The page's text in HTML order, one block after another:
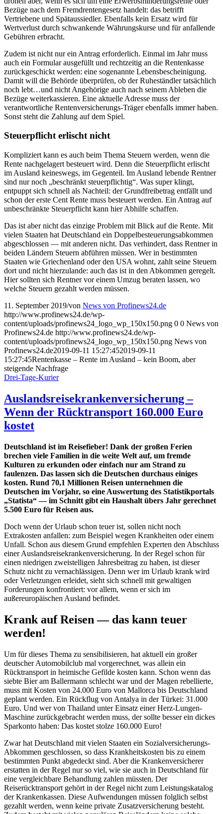
Bezüge nach dem Fremdrentengesetz handelt: das betrifft
Vertriebene und Spätaussiedler. Ebenfalls kein Ersatz wird für
Wertverlust durch schwankende Währungskurse und für anfallende
Gebühren erbracht.
Zudem ist nicht nur ein Antrag erforderlich. Einmal im Jahr muss
auch ein Formular ausgefüllt und rechtzeitig an die Rentenkasse
zurückgeschickt werden: eine sogenannte Lebensbescheinigung.
Damit will die Behörde überprüfen, ob der Ruheständler tatsächlich
noch lebt…und nicht Angehörige auch nach seinem Ableben die
Bezüge weiterkassieren. Eine aktuelle Adresse muss der
verantwortliche Rentenversicherungs-Träger ebenfalls immer haben.
Sonst steht die Zahlung auf dem Spiel.
Steuerpflicht erlischt nicht
Kompliziert kann es auch beim Thema Steuern werden, wenn die
Rente nachgelagert besteuert wird. Denn die Steuerpflicht erlischt
im Ausland keineswegs, im Gegenteil. Im Ausland lebende Rentner
sind nur noch „beschränkt steuerpflichtig“. Was super klingt,
entpuppt sich schnell als Nachteil: der Grundfreibetrag entfällt und
schon der erste Cent Rente muss besteuert werden. Ein Antrag auf
unbeschränkte Steuerpflicht kann hier Abhilfe schaffen.
Das ist aber nicht das einzige Problem mit Blick auf die Rente. Mit
vielen Staaten hat Deutschland ein Doppelbesteuerungsabkommen
abgeschlossen — mit anderen nicht. Das verhindert, dass Rentner in
beiden Ländern Steuern abführen müssen. Wer in bestimmten
Staaten wie Griechenland oder den USA wohnt, zahlt seine Steuern
dort und nicht hierzulande: auch das ist in den Abkommen geregelt.
Hier sollten sich Rentner vor einem Umzug beraten lassen, wo
welche Steuern gezahlt werden müssen.
11. September 2019/von News von Profinews24.de
http://www.profinews24.de/wp-
content/uploads/profinews24_logo_wp_150x150.png 0 0 News von
Profinews24.de http://www.profinews24.de/wp-
content/uploads/profinews24_logo_wp_150x150.png News von
Profinews24.de2019-09-11 15:27:452019-09-11
15:27:45Rentenkasse – Rente im Ausland – kein Boom, aber
steigende Nachfrage
Drei-Tage-Kurier
Auslandsreisekrankenversicherung –
Wenn der Rücktransport 160.000 Euro
kostet
Deutschland ist im Reisefieber! Dank der großen Ferien
brechen viele Familien in die weite Welt auf, um fremde
Kulturen zu erkunden oder einfach nur am Strand zu
faulenzen. Das lassen sich die Deutschen durchaus einiges
kosten. Rund 70,1 Millionen Reisen unternehmen die
Deutschen im Vorjahr, so eine Auswertung des Statistikportals
„Statista“ — im Schnitt gibt ein Haushalt übers Jahr gerechnet
5.500 Euro für Reisen aus.
Doch wenn der Urlaub schon teuer ist, sollen nicht noch
Extrakosten anfallen: zum Beispiel wegen Krankheiten oder einem
Unfall. Schon aus diesem Grund empfehlen Experten den Abschluss
einer Auslandsreisekrankenversicherung. In der Regel schon für
einen niedrigen zweistelligen Jahresbeitrag zu haben, ist dieser
Schutz nicht zu vernachlässigen. Denn wer im Urlaub krank wird
oder Verletzungen erleidet, sieht sich schnell mit gewaltigen
Forderungen konfrontiert: vor allem, wenn er sich im
außereuropäischen Ausland befindet.
Krank auf Reisen — das kann teuer
werden!
Um für dieses Thema zu sensibilisieren, hat aktuell ein großer
deutscher Automobilclub mal vorgerechnet, was allein ein
Rücktransport in heimische Gefilde kosten kann. Schon wenn das
siebte Bier am Ballermann schlecht war und der Magen rebellierte,
muss mit Kosten von 24.000 Euro von Mallorca bis Deutschland
geplant werden. Ein Rückflug von Antalya in der Türkei: 31.000
Euro. Und wer von Thailand unter Einsatz einer Herz-Lungen-
Maschine zurückgebracht werden muss, der sollte besser ein dickes
Sparkonto haben: Das kostet stolze 160.000 Euro!
Zwar hat Deutschland mit vielen Staaten ein Sozialversicherungs-
Abkommen geschlossen, so dass Krankheitskosten bis zu einem
bestimmten Punkt abgedeckt sind. Aber die Krankenversicherer
erstatten in der Regel nur so viel, wie sie auch in Deutschland für
eine vergleichbare Behandlung zahlen müssten. Der
Reiserücktransport gehört in der Regel nicht zum Leistungskatalog
der Krankenkassen. Diese Aufwendungen müssen folglich selbst
gezahlt werden, wenn keine private Zusatzversicherung besteht.